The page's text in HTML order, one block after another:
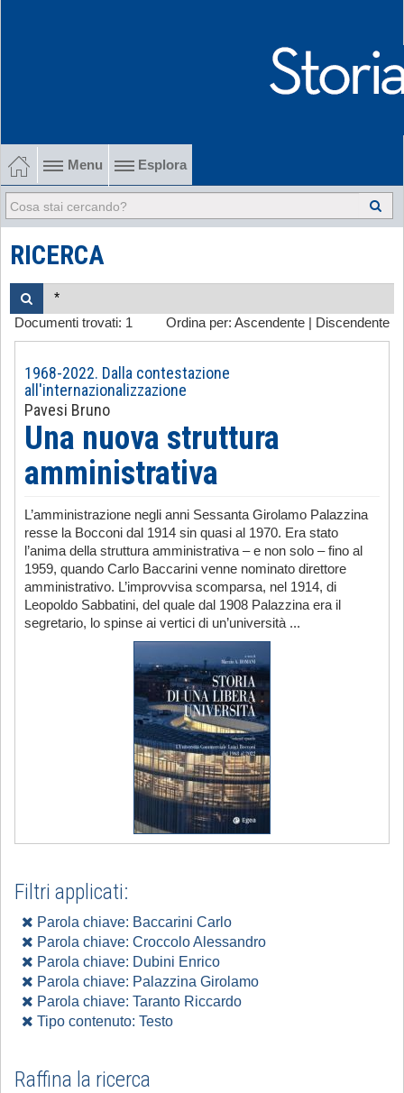
Menu Esplora
1902-1915 Gli esordi
1915-1945 Tra le due guerre
1945-1968 Dalla liberazione al '68
1968-2022 Dalla contestazione all'internazionalizzazione
-
RICERCA
Ordina per: Ascendente Discendente
Documenti trovati: 1
1968-2022. Dalla contestazione
all'internazionalizzazione
Pavesi Bruno
Una nuova struttura
amministrativa
L’amministrazione negli anni Sessanta Girolamo Palazzina
resse la Bocconi dal 1914 sin quasi al 1970. Era stato
l’anima della struttura amministrativa – e non solo – fino al
1959, quando Carlo Baccarini venne nominato direttore
amministrativo. L’improvvisa scomparsa, nel 1914, di
Leopoldo Sabbatini, del quale dal 1908 Palazzina era il
segretario, lo spinse ai vertici di un’università ...
Filtri applicati:
Parola chiave: Baccarini Carlo
Parola chiave: Croccolo Alessandro
Parola chiave: Dubini Enrico
Parola chiave: Palazzina Girolamo
Parola chiave: Taranto Riccardo
Tipo contenuto: Testo
Raffina la ricerca